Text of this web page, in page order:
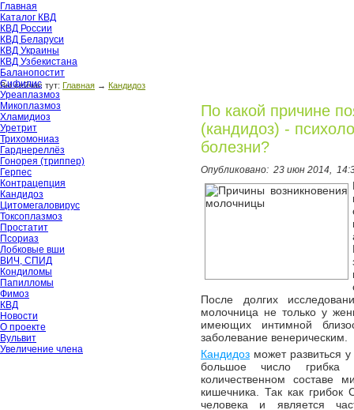
Главная
Каталог КВД
КВД России
КВД Беларуси
КВД Украины
КВД Узбекистана
Баланопостит
Сифилис
Уреаплазмоз
Микоплазмоз
Хламидиоз
Уретрит
Трихомониаз
Гарднереллёз
Гонорея (триппер)
Герпес
Контрацепция
Кандидоз
Цитомегаловирус
Токсоплазмоз
Простатит
Псориаз
Лобковые вши
ВИЧ, СПИД
Кондиломы
Папилломы
Фимоз
КВД
Новости
О проекте
Вульвит
Увеличение члена
Вы сейчас тут: Главная → Кандидоз
По какой причине
(кандидоз) -
болезни?
Опубликовано: 23 июн 2014,
После долгих
молочница не только у
имеющих интимной
заболевание венерическим.
Кандидоз может развиться
большое число грибка
количественном составе
кишечника. Так как грибок
человека и является